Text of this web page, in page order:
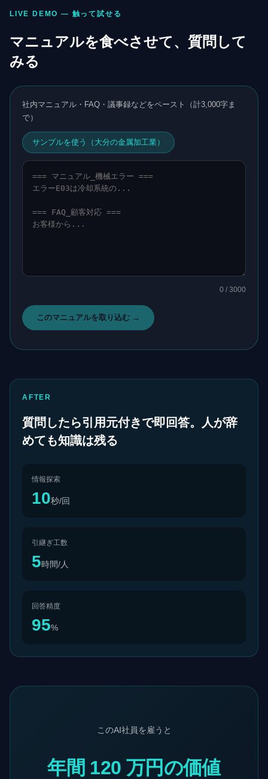
LIVE DEMO — 触って試せる
マニュアルを食べさせて、質問して
みる
社内マニュアル・FAQ・議事録などをペースト（計3,000字ま
で）
サンプルを使う（大分の金属加工業）
0 / 3000
このマニュアルを取り込む →
AFTER
質問したら引用元付きで即回答。人が辞
めても知識は残る
情報探索
10秒/回
引継ぎ工数
5時間/人
回答精度
95%
このAI社員を雇うと
年間 120 万円の価値